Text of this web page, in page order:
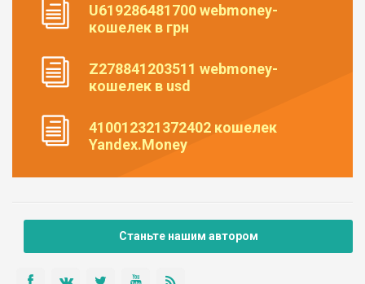
U619286481700 webmoney-
кошелек в грн
Z278841203511 webmoney-
кошелек в usd
410012321372402 кошелек
Yandex.Money
Станьте нашим автором